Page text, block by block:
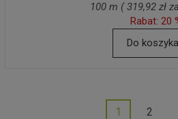
100 m ( 319,92 zł
Rabat: 20
Do koszyka
1 2